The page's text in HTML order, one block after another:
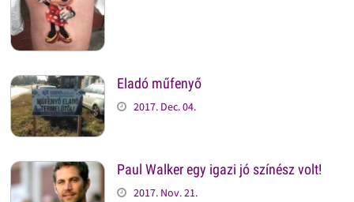
Eladó műfenyő
2017. Dec. 04.
Paul Walker egy igazi jó színész volt!
2017. Nov. 21.